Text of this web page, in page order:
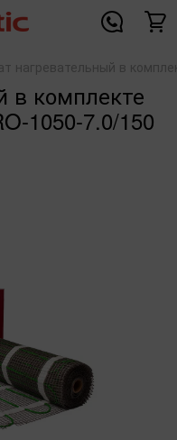
нагревательный в
в комплекте
1050-7.0/150